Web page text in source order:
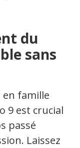
du
sans
en famille
est crucial :
passé
Laissez